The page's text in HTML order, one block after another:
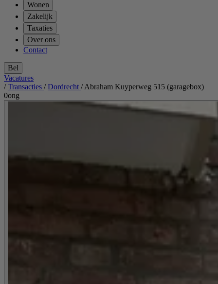
Wonen
Zakelijk
Taxaties
Over ons
Contact
Bel
Vacatures
/ Transacties / Dordrecht / Abraham Kuyperweg 515 (garagebox)
0ong